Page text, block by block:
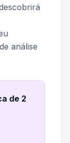
análise
de 2